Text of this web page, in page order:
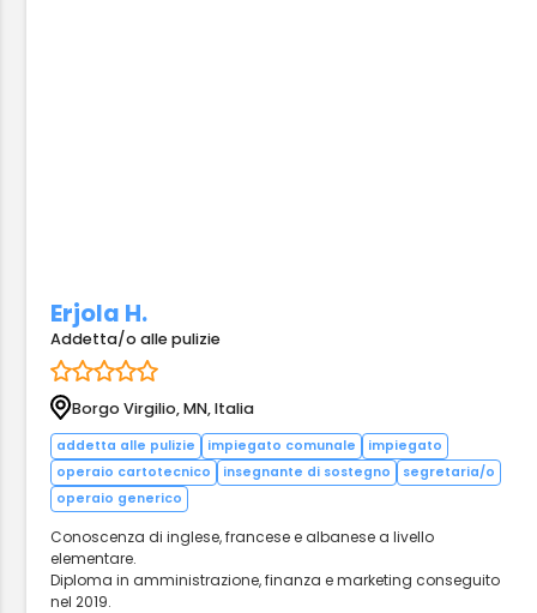
Erjola H.
Addetta/o alle pulizie
Borgo Virgilio, MN, Italia
addetta alle pulizie impiegato comunale
impiegato
operaio cartotecnico
insegnante di sostegno
segretaria/o
operaio generico
Conoscenza di inglese, francese e albanese a livello
elementare.
Diploma in amministrazione, finanza e marketing conseguito
nel 2019.